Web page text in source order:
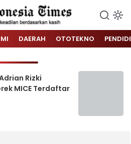
DAERAH OTOTEKNO
Rizki
MICE Terdaftar